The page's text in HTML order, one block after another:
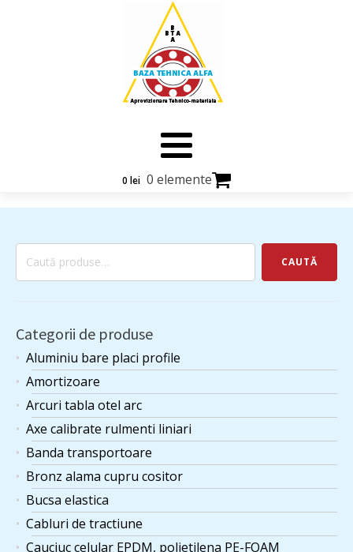
0 lei 0 elemente
Caută
CAUTĂ
Categorii de produse
Aluminiu bare placi profile
Amortizoare
Arcuri tabla otel arc
Axe calibrate rulmenti liniari
Banda transportoare
Bronz alama cupru cositor
Bucsa elastica
Cabluri de tractiune
Cauciuc celular EPDM, polietilena PE-FOAM